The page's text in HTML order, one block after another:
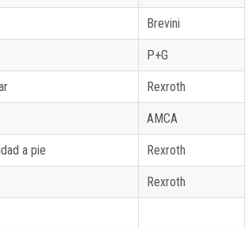
Brevini
P+G
Rexroth
AMCA
a pie Rexroth
Rexroth